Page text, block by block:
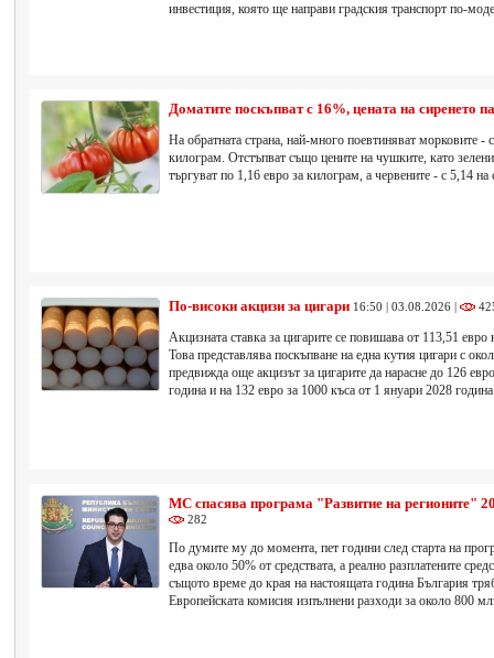
инвестиция, която ще направи градския транспорт по-
Доматите поскъпват с 16%, цената на сиренето
На обратната страна, най-много поевтиняват морковите -
килограм. Отстъпват също цените на чушките, като
търгуват по 1,16 евро за килограм, а червените - с 5,14
По-високи акцизи за цигари 16:50 | 03.08.2026 |
Акцизната ставка за цигарите се повишава от 113,51
Това представлява поскъпване на една кутия цигари с
предвижда още акцизът за цигарите да нарасне до 126
година и на 132 евро за 1000 къса от 1 януари 2028
МС спасява програма "Развитие на регионите"
282
По думите му до момента, пет години след старта на
едва около 50% от средствата, а реално разплатените
същото време до края на настоящата година България
Европейската комисия изпълнени разходи за около 800